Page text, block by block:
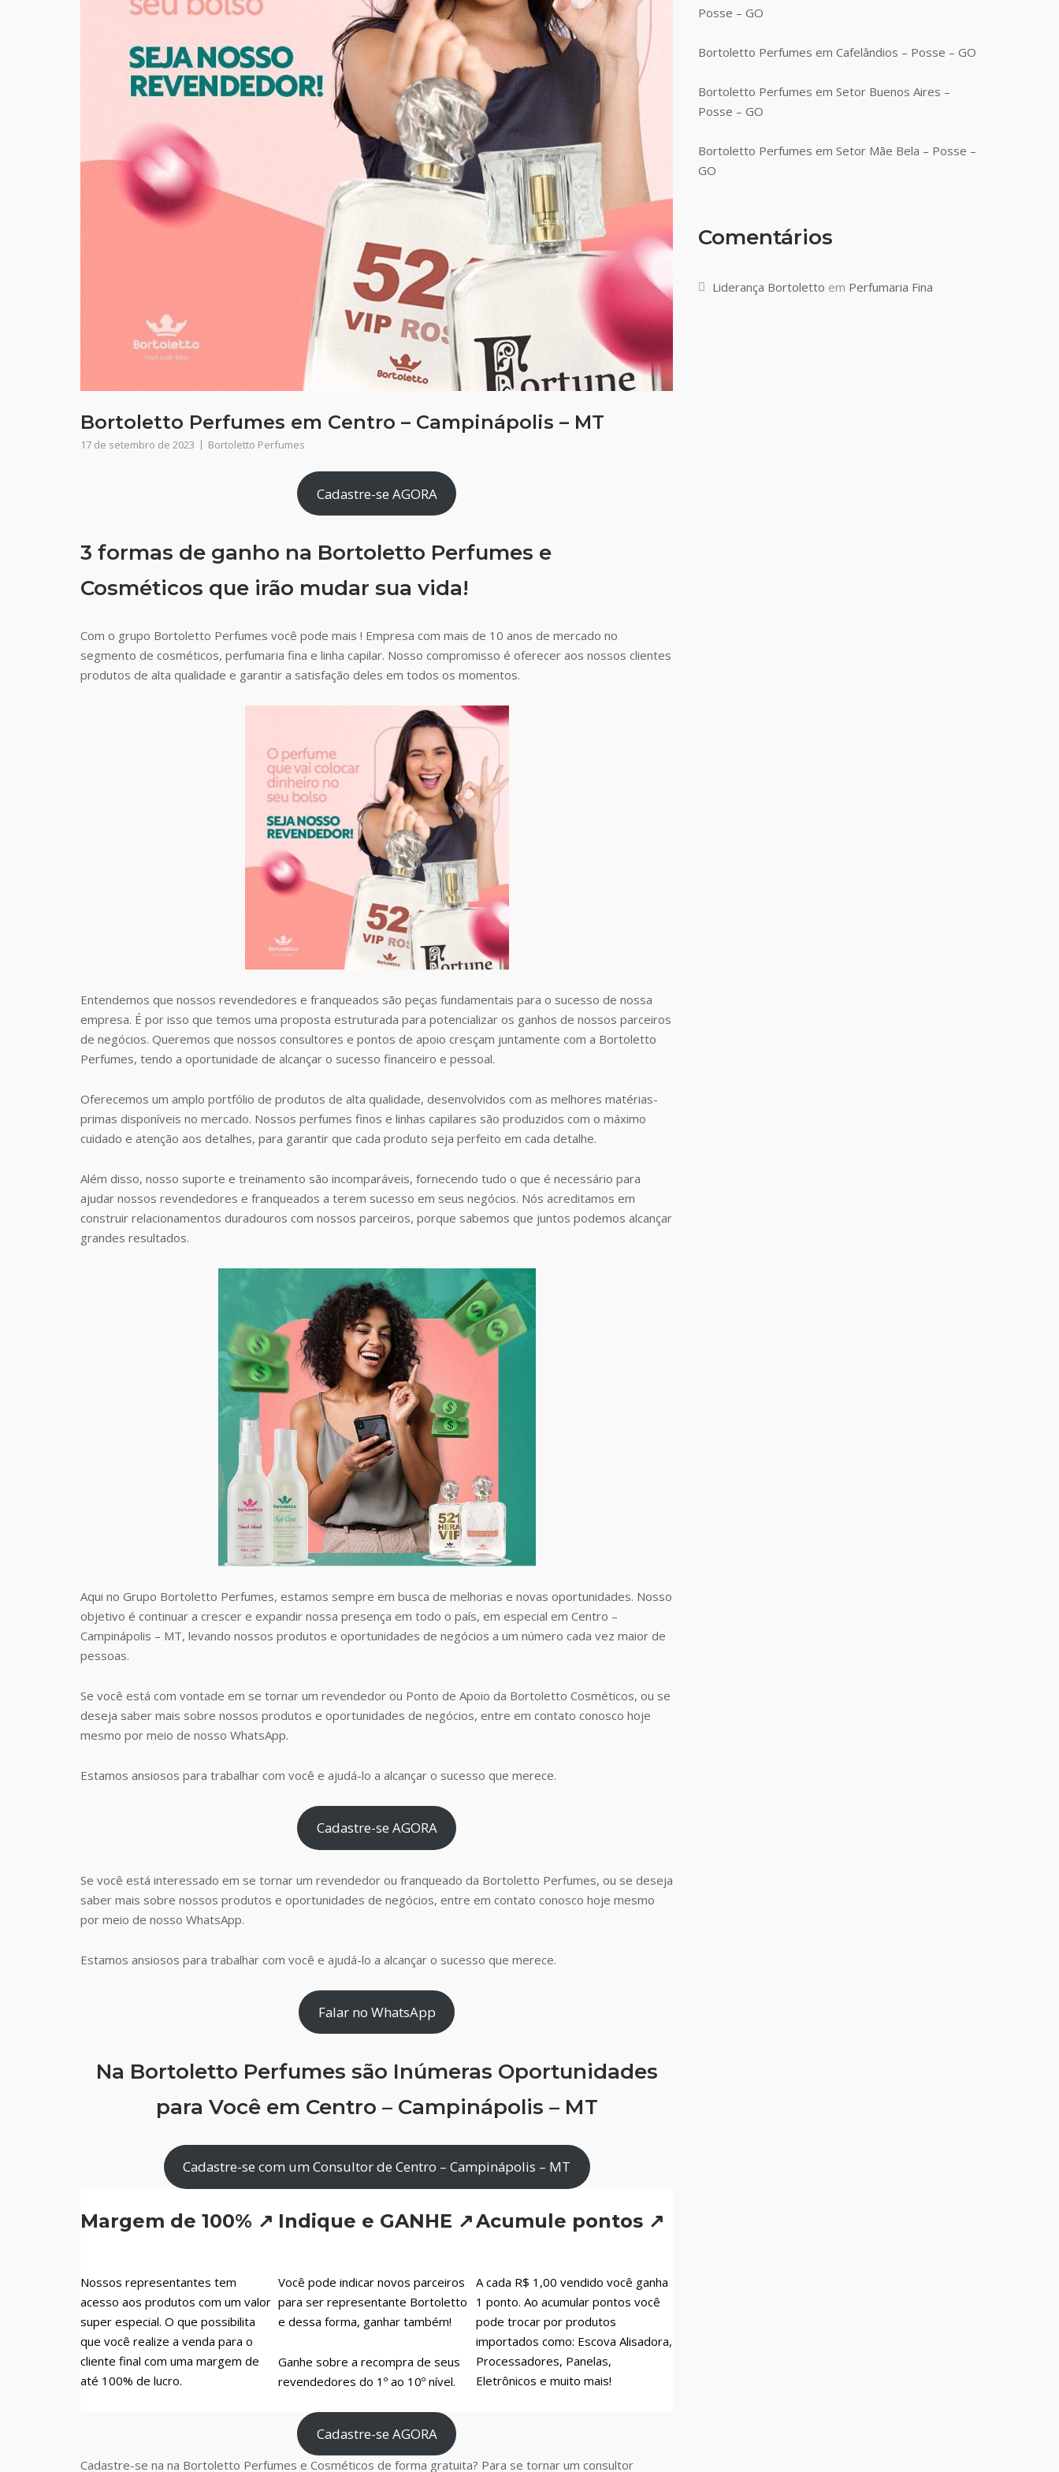
Bortoletto Perfumes em Centro – Campinápolis – MT
17 de setembro de 2023 Bortoletto Perfumes
Cadastre-se AGORA
3 formas de ganho na Bortoletto Perfumes e
Cosméticos que irão mudar sua vida!
Com o grupo Bortoletto Perfumes você pode mais ! Empresa com mais de 10 anos de mercado no
segmento de cosméticos, perfumaria fina e linha capilar. Nosso compromisso é oferecer aos nossos clientes
produtos de alta qualidade e garantir a satisfação deles em todos os momentos.
Entendemos que nossos revendedores e franqueados são peças fundamentais para o sucesso de nossa
empresa. É por isso que temos uma proposta estruturada para potencializar os ganhos de nossos parceiros
de negócios. Queremos que nossos consultores e pontos de apoio cresçam juntamente com a Bortoletto
Perfumes, tendo a oportunidade de alcançar o sucesso financeiro e pessoal.
Oferecemos um amplo portfólio de produtos de alta qualidade, desenvolvidos com as melhores matérias-
primas disponíveis no mercado. Nossos perfumes finos e linhas capilares são produzidos com o máximo
cuidado e atenção aos detalhes, para garantir que cada produto seja perfeito em cada detalhe.
Além disso, nosso suporte e treinamento são incomparáveis, fornecendo tudo o que é necessário para
ajudar nossos revendedores e franqueados a terem sucesso em seus negócios. Nós acreditamos em
construir relacionamentos duradouros com nossos parceiros, porque sabemos que juntos podemos alcançar
grandes resultados.
Aqui no Grupo Bortoletto Perfumes, estamos sempre em busca de melhorias e novas oportunidades. Nosso
objetivo é continuar a crescer e expandir nossa presença em todo o país, em especial em Centro –
Campinápolis – MT, levando nossos produtos e oportunidades de negócios a um número cada vez maior de
pessoas.
Se você está com vontade em se tornar um revendedor ou Ponto de Apoio da Bortoletto Cosméticos, ou se
deseja saber mais sobre nossos produtos e oportunidades de negócios, entre em contato conosco hoje
mesmo por meio de nosso WhatsApp.
Estamos ansiosos para trabalhar com você e ajudá-lo a alcançar o sucesso que merece.
Cadastre-se AGORA
Se você está interessado em se tornar um revendedor ou franqueado da Bortoletto Perfumes, ou se deseja
saber mais sobre nossos produtos e oportunidades de negócios, entre em contato conosco hoje mesmo
por meio de nosso WhatsApp.
Estamos ansiosos para trabalhar com você e ajudá-lo a alcançar o sucesso que merece.
Falar no WhatsApp
Na Bortoletto Perfumes são Inúmeras Oportunidades
para Você em Centro – Campinápolis – MT
Cadastre-se com um Consultor de Centro – Campinápolis – MT
Margem de 100% ↗
Nossos representantes tem
acesso aos produtos com um valor
super especial. O que possibilita
que você realize a venda para o
cliente final com uma margem de
até 100% de lucro.
Indique e GANHE ↗
Você pode indicar novos parceiros
para ser representante Bortoletto
e dessa forma, ganhar também!
Ganhe sobre a recompra de seus
revendedores do 1º ao 10º nível.
Acumule pontos ↗
A cada R$ 1,00 vendido você ganha
1 ponto. Ao acumular pontos você
pode trocar por produtos
importados como: Escova Alisadora,
Processadores, Panelas,
Eletrônicos e muito mais!
Cadastre-se AGORA
Cadastre-se na na Bortoletto Perfumes e Cosméticos de forma gratuita? Para se tornar um consultor
Posse – GO
Bortoletto Perfumes em Cafelândios – Posse – GO
Bortoletto Perfumes em Setor Buenos Aires –
Posse – GO
Bortoletto Perfumes em Setor Mãe Bela – Posse –
GO
Comentários
Liderança Bortoletto em Perfumaria Fina